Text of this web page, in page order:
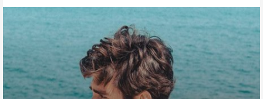
را
دوستان
خود
به
اشتراک